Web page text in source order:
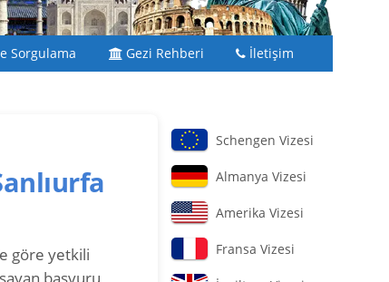
Sorgulama Gezi Rehberi İletişim
göre yetkili
başvuru
Schengen Vizesi
Almanya Vizesi
Amerika Vizesi
Fransa Vizesi